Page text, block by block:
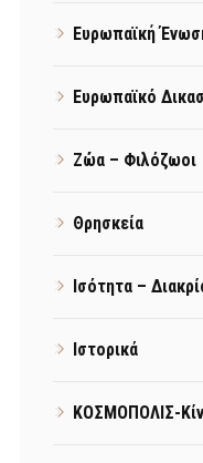
Ευρωπαϊκή
Ευρωπαϊκό
Ζώα – Φιλόζωοι
Θρησκεία
Ισότητα –
Ιστορικά
ΚΟΣΜΟΠΟΛΙΣ-